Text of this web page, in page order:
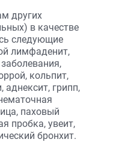
других
в качестве
следующие
лимфаденит,
кольпит,
грипп,
паховый
пробка, увеит,
бронхит.